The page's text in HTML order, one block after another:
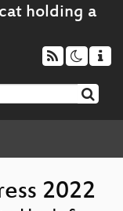
2022